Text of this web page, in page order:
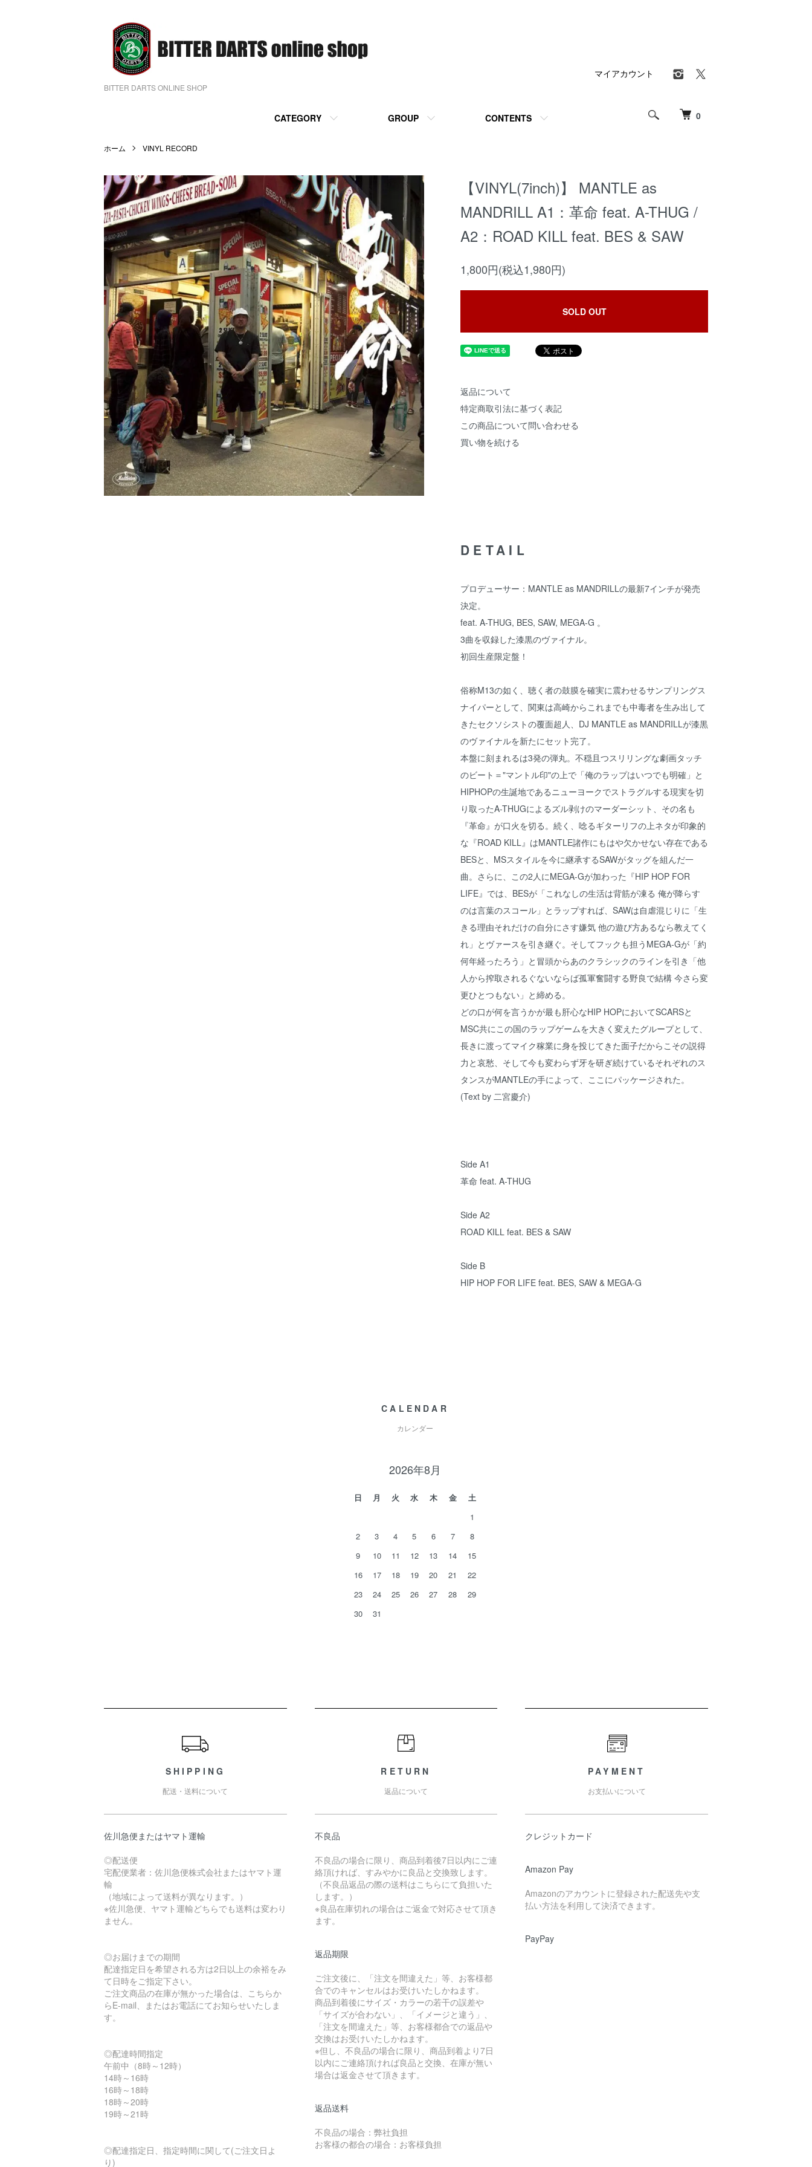
BITTER DARTS ONLINE SHOP
0
CATEGORY GROUP CONTENTS
マイアカウント
ホーム VINYL RECORD
【VINYL(7inch)】 MANTLE as
MANDRILL A1：革命 feat. A-THUG /
A2：ROAD KILL feat. BES & SAW
1,800円(税込1,980円)
SOLD OUT
返品について
特定商取引法に基づく表記
この商品について問い合わせる
買い物を続ける
DETAIL
プロデューサー：MANTLE as MANDRILLの最新7インチが発売
決定。
feat. A-THUG, BES, SAW, MEGA-G 。
3曲を収録した漆黒のヴァイナル。
初回生産限定盤！
俗称M13の如く、聴く者の鼓膜を確実に震わせるサンプリングス
ナイパーとして、関東は高崎からこれまでも中毒者を生み出して
きたセクソシストの覆面超人、DJ MANTLE as MANDRILLが漆黒
のヴァイナルを新たにセット完了。
本盤に刻まれるは3発の弾丸。不穏且つスリリングな劇画タッチ
のビート＝"マントル印"の上で「俺のラップはいつでも明確」と
HIPHOPの生誕地であるニューヨークでストラグルする現実を切
り取ったA-THUGによるズル剥けのマーダーシット、その名も
『革命』が口火を切る。続く、唸るギターリフの上ネタが印象的
な『ROAD KILL』はMANTLE諸作にもはや欠かせない存在である
BESと、MSスタイルを今に継承するSAWがタッグを組んだ一
曲。さらに、この2人にMEGA-Gが加わった『HIP HOP FOR
LIFE』では、BESが「これなしの生活は背筋が凍る 俺が降らす
のは言葉のスコール」とラップすれば、SAWは自虐混じりに「生
きる理由それだけの自分にさす嫌気 他の遊び方あるなら教えてく
れ」とヴァースを引き継ぐ。そしてフックも担うMEGA-Gが「約
何年経ったろう」と冒頭からあのクラシックのラインを引き「他
人から搾取されるぐないならば孤軍奮闘する野良で結構 今さら変
更ひとつもない」と締める。
どの口が何を言うかが最も肝心なHIP HOPにおいてSCARSと
MSC共にこの国のラップゲームを大きく変えたグループとして、
長きに渡ってマイク稼業に身を投じてきた面子だからこその説得
力と哀愁、そして今も変わらず牙を研ぎ続けているそれぞれのス
タンスがMANTLEの手によって、ここにパッケージされた。
(Text by 二宮慶介)
Side A1
革命 feat. A-THUG
Side A2
ROAD KILL feat. BES & SAW
Side B
HIP HOP FOR LIFE feat. BES, SAW & MEGA-G
CALENDAR
カレンダー
2026年8月
日 月 火 水 木 金
土
1
2
3 4 5 6 7
8
9
10 11 12 13 14
15
16
17 18 19 20 21
22
23
24 25 26 27 28
29
30
31
SHIPPING
配送・送料について
佐川急便またはヤマト運輸
◎配送便
宅配便業者：佐川急便株式会社またはヤマト運
輸
（地域によって送料が異なります。）
※佐川急便、ヤマト運輸どちらでも送料は変わり
ません。
◎お届けまでの期間
配達指定日を希望される方は2日以上の余裕をみ
て日時をご指定下さい。
ご注文商品の在庫が無かった場合は、こちらか
らE-mail、またはお電話にてお知らせいたしま
す。
◎配達時間指定
午前中（8時～12時）
14時～16時
16時～18時
18時～20時
19時～21時
◎配達指定日、指定時間に関して(ご注文日よ
り)
RETURN
返品について
不良品
不良品の場合に限り、商品到着後7日以内にご連
絡頂ければ、すみやかに良品と交換致します。
（不良品返品の際の送料はこちらにて負担いた
します。）
※良品在庫切れの場合はご返金で対応させて頂き
ます。
返品期限
ご注文後に、「注文を間違えた」等、お客様都
合でのキャンセルはお受けいたしかねます。
商品到着後にサイズ・カラーの若干の誤差や
「サイズが合わない」、「イメージと違う」、
「注文を間違えた」等、お客様都合での返品や
交換はお受けいたしかねます。
※但し、不良品の場合に限り、商品到着より7日
以内にご連絡頂ければ良品と交換、在庫が無い
場合は返金させて頂きます。
返品送料
不良品の場合：弊社負担
お客様の都合の場合：お客様負担
PAYMENT
お支払いについて
クレジットカード
Amazon Pay
Amazonのアカウントに登録された配送先や支
払い方法を利用して決済できます。
PayPay